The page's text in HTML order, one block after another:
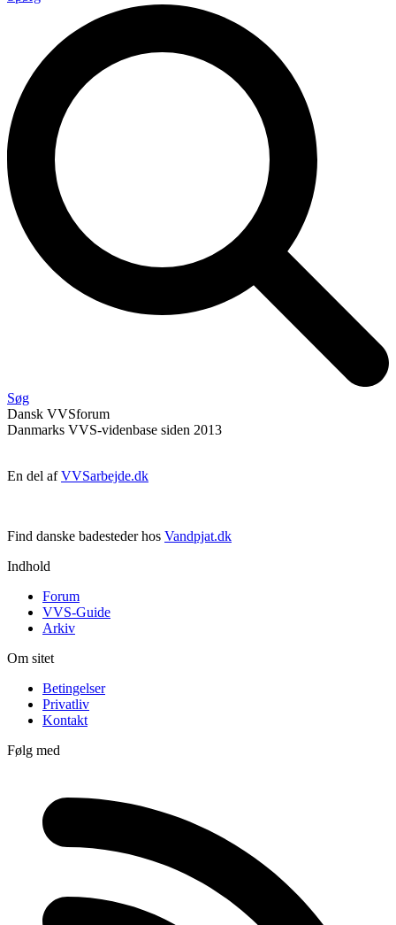
Søg
Dansk VVSforum
Danmarks VVS-videnbase siden 2013
En del afVVSarbejde.dk
Find danske badesteder hos Vandpjat.dk
Indhold
Forum
VVS-Guide
Arkiv
Om sitet
Betingelser
Privatliv
Kontakt
Følg med